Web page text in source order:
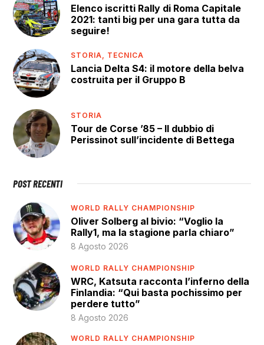
Elenco iscritti Rally di Roma Capitale
2021: tanti big per una gara tutta da
seguire!
STORIA, TECNICA
Lancia Delta S4: il motore della belva
costruita per il Gruppo B
STORIA
Tour de Corse ’85 – Il dubbio di
Perissinot sull’incidente di Bettega
POST RECENTI
WORLD RALLY CHAMPIONSHIP
Oliver Solberg al bivio: “Voglio la
Rally1, ma la stagione parla chiaro”
8 Agosto 2026
WORLD RALLY CHAMPIONSHIP
WRC, Katsuta racconta l’inferno della
Finlandia: “Qui basta pochissimo per
perdere tutto”
8 Agosto 2026
WORLD RALLY CHAMPIONSHIP